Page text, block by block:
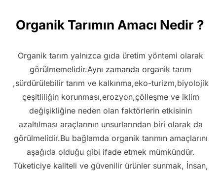
Organik Tarımın Amacı Nedir ?
Organik tarım yalnızca gıda üretim yöntemi olarak
görülmemelidir.Aynı zamanda organik tarım
,sürdürülebilir tarım ve kalkınma,eko-turizm,biyolojik
çeşitliliğin korunması,erozyon,çölleşme ve iklim
değişikliğine neden olan faktörlerin etkisinin
azaltılması araçlarının unsurlarından biri olarak da
görülmelidir.Bu bağlamda organik tarımın amaçlarını
aşağıda olduğu gibi ifade etmek mümkündür.
Tüketiciye kaliteli ve güvenilir ürünler sunmak, İnsan,